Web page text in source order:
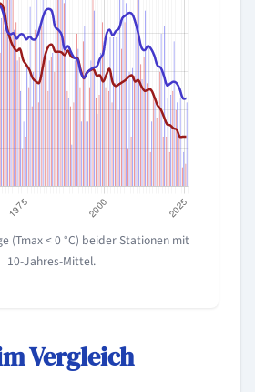
(Tmax < 0 °C) beider Stationen mit
10-Jahres-Mittel.
Vergleich